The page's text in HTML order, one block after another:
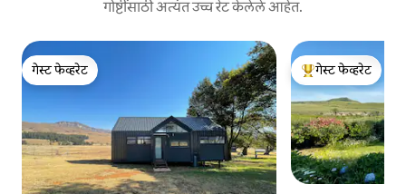
गोष्टींसाठी अत्यंत उच्च रेट केलेले आहेत.
गेस्ट फेव्हरेट
गेस्ट फेव्हरेट
टॉप गेस्ट फेव्हरेट
गेस्ट फेव्हरेट